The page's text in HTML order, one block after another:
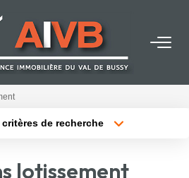
ACHETER
de recherche
lotissement